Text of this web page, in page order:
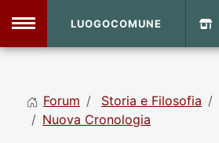
Home
LUOGOCOMUNE
Forum Storia e Filosofia
Nuova Cronologia